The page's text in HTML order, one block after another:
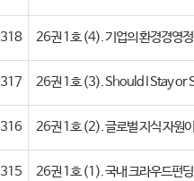
318 26권 1호 (4). 기업의 환경경영정
317 26권 1호 (3). Should I Stay
316 26권 1호 (2). 글로벌 지식 자원
315 26권 1호 (1). 국내 크라우드펀딩